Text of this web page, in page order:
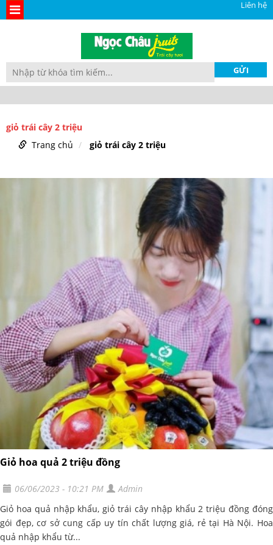
Liên hệ
giỏ trái cây 2 triệu
Trang chủ
giỏ trái cây 2 triệu
Giỏ hoa quả 2 triệu đồng
06/06/2023 - 10:21 PM
Admin
Giỏ hoa quả nhập khẩu, giỏ trái cây nhập khẩu 2 triệu đồng đóng
gói đẹp, cơ sở cung cấp uy tín chất lượng giá, rẻ tại Hà Nội. Hoa
quả nhập khẩu từ...